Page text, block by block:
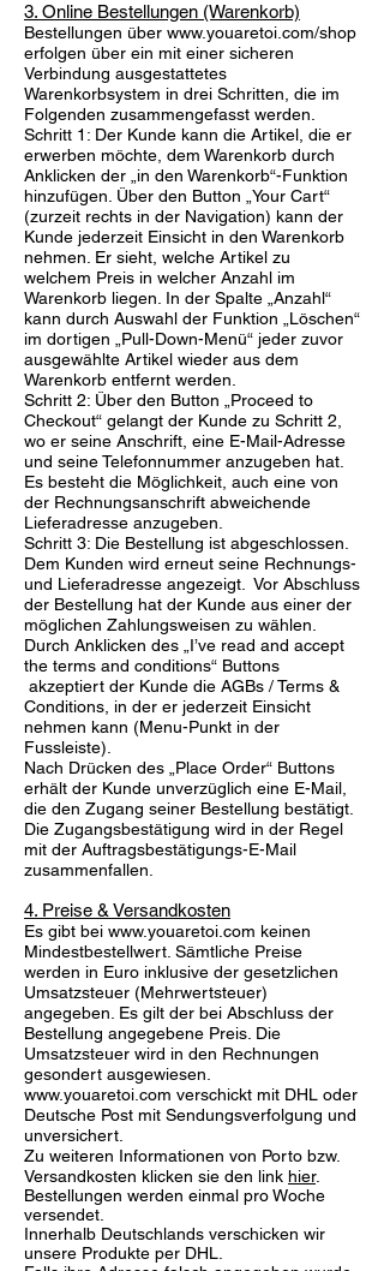
3. Online Bestellungen (Warenkorb)
Bestellungen über www.youaretoi.com/shop
erfolgen über ein mit einer sicheren
Verbindung ausgestattetes
Warenkorbsystem in drei Schritten, die im
Folgenden zusammengefasst werden.
Schritt 1: Der Kunde kann die Artikel, die er
erwerben möchte, dem Warenkorb durch
Anklicken der „in den Warenkorb“-Funktion
hinzufügen. Über den Button „Your Cart“
(zurzeit rechts in der Navigation) kann der
Kunde jederzeit Einsicht in den Warenkorb
nehmen. Er sieht, welche Artikel zu
welchem Preis in welcher Anzahl im
Warenkorb liegen. In der Spalte „Anzahl“
kann durch Auswahl der Funktion „Löschen“
im dortigen „Pull-Down-Menü“ jeder zuvor
ausgewählte Artikel wieder aus dem
Warenkorb entfernt werden.
Schritt 2: Über den Button „Proceed to
Checkout“ gelangt der Kunde zu Schritt 2,
wo er seine Anschrift, eine E-Mail-Adresse
und seine Telefonnummer anzugeben hat.
Es besteht die Möglichkeit, auch eine von
der Rechnungsanschrift abweichende
Lieferadresse anzugeben.
Schritt 3: Die Bestellung ist abgeschlossen.
Dem Kunden wird erneut seine Rechnungs-
und Lieferadresse angezeigt. Vor Abschluss
der Bestellung hat der Kunde aus einer der
möglichen Zahlungsweisen zu wählen.
Durch Anklicken des „I’ve read and accept
the terms and conditions“ Buttons
akzeptiert der Kunde die AGBs / Terms &
Conditions, in der er jederzeit Einsicht
nehmen kann (Menu-Punkt in der
Fussleiste).
Nach Drücken des „Place Order“ Buttons
erhält der Kunde unverzüglich eine E-Mail,
die den Zugang seiner Bestellung bestätigt.
Die Zugangsbestätigung wird in der Regel
mit der Auftragsbestätigungs-E-Mail
zusammenfallen.
4. Preise & Versandkosten
Es gibt bei www.youaretoi.com keinen
Mindestbestellwert. Sämtliche Preise
werden in Euro inklusive der gesetzlichen
Umsatzsteuer (Mehrwertsteuer)
angegeben. Es gilt der bei Abschluss der
Bestellung angegebene Preis. Die
Umsatzsteuer wird in den Rechnungen
gesondert ausgewiesen.
www.youaretoi.com verschickt mit DHL oder
Deutsche Post mit Sendungsverfolgung und
unversichert.
Zu weiteren Informationen von Porto bzw.
Versandkosten klicken sie den link hier.
Bestellungen werden einmal pro Woche
versendet.
Innerhalb Deutschlands verschicken wir
unsere Produkte per DHL.